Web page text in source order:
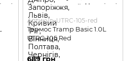
Артикул: UTRC-105-red
Термос Tramp Basic 1.0L
UTRC-105 Red
689 грн